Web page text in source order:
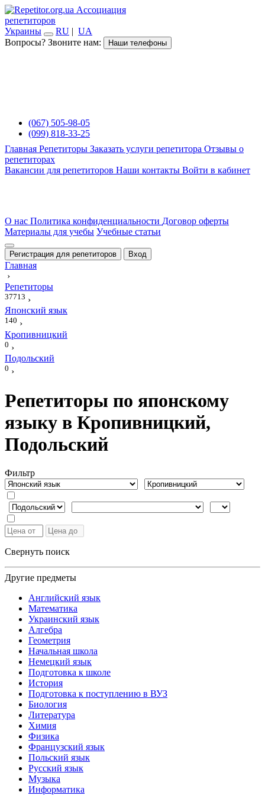
Ассоциация
репетиторов
Украины
RU | UA
Вопросы? Звоните нам:
Наши телефоны
(067) 505-98-05
(099) 818-33-25
Главная Репетиторы Заказать услуги репетитора Отзывы о
репетиторах
Вакансии для репетиторов Наши контакты Войти в кабинет
О нас Политика конфиденциальности Договор оферты
Материалы для учебы Учебные статьи
Регистрация для репетиторов Вход
Главная
›
Репетиторы
37713 ›
Японский язык
140 ›
Кропивницкий
0 ›
Подольский
0 ›
Репетиторы по японскому
языку в Кропивницкий,
Подольский
Фильтр
Свернуть поиск
Другие предметы
Английский язык
Математика
Украинский язык
Алгебра
Геометрия
Начальная школа
Немецкий язык
Подготовка к школе
История
Подготовка к поступлению в ВУЗ
Биология
Литература
Химия
Физика
Французский язык
Польский язык
Русский язык
Музыка
Информатика